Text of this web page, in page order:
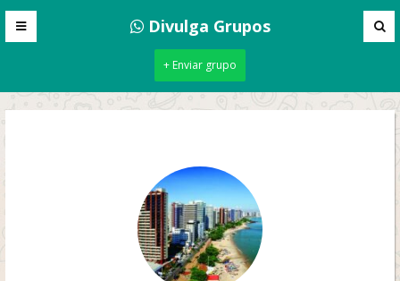
Divulga Grupos
+ Enviar grupo